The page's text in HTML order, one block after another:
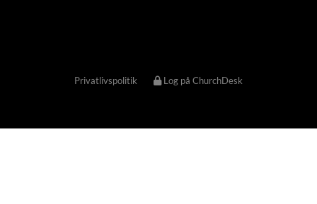
Privatlivspolitik Log på ChurchDesk